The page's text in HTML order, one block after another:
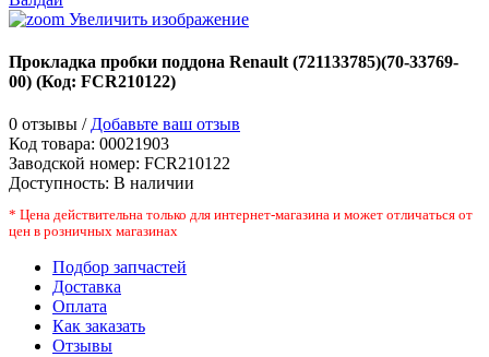
Увеличить изображение
Прокладка пробки поддона Renault (721133785)(70-33769-
00) (Код: FCR210122)
0 отзывы / Добавьте ваш отзыв
Код товара: 00021903
Заводской номер: FCR210122
Доступность: В наличии
* Цена действительна только для интернет-магазина и может отличаться от
цен в розничных магазинах
Подбор запчастей
Доставка
Оплата
Как заказать
Отзывы